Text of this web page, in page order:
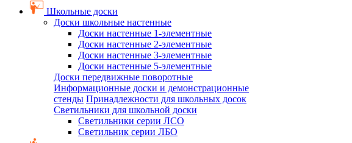
Школьные доски
Доски школьные настенные
Доски настенные 1-элементные
Доски настенные 2-элементные
Доски настенные 3-элементные
Доски настенные 5-элементные
Доски передвижные поворотные
Информационные доски и демонстрационные
стенды Принадлежности для школьных досок
Светильники для школьной доски
Светильники серии ЛСО
Светильник серии ЛБО